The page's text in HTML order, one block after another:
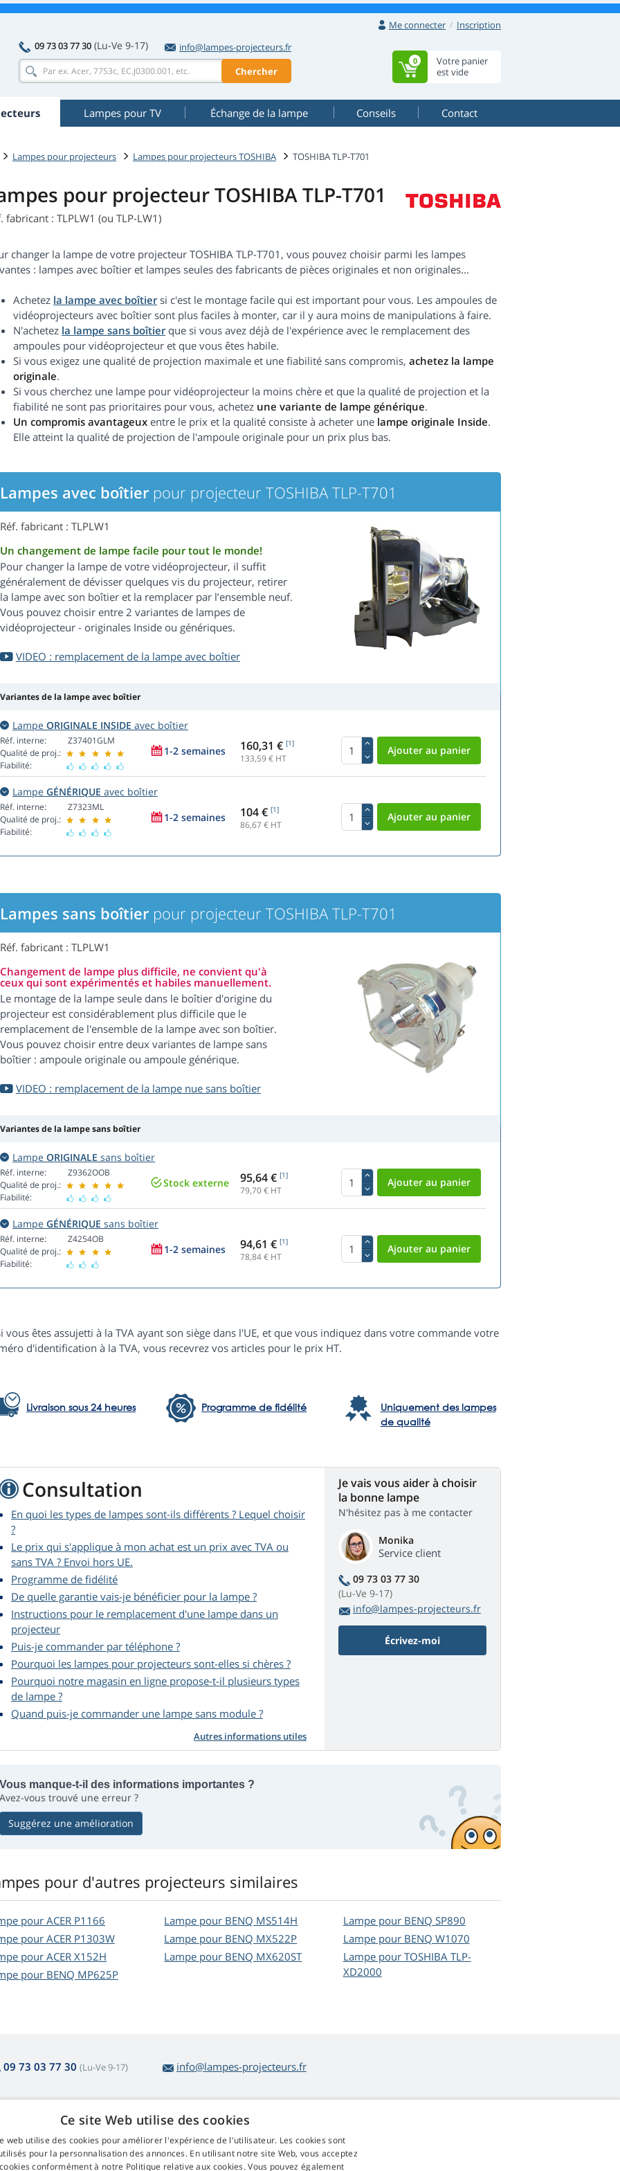
Me connecter
Inscription
09 73 03 77 30 (Lu-Ve 9-17)
info@lampes-projecteurs.fr
Chercher
Votre panier
est vide
0
Lampes pour TV Échange de la lampe Conseils Contact
Lampes pour projecteurs Lampes pour projecteurs TOSHIBA TOSHIBA TLP-T701
pour projecteur TOSHIBA TLP-T701
fabricant : TLPLW1 (ou TLP-LW1)
changer la lampe de votre projecteur TOSHIBA TLP-T701, vous pouvez choisir parmi les lampes
: lampes avec boîtier et lampes seules des fabricants de pièces originales et non originales...
Achetez la lampe avec boîtiersi c'est le montage facile qui est important pour vous. Les ampoules de
vidéoprojecteurs avec boîtier sont plus faciles à monter, car il y aura moins de manipulations à faire.
N'achetez la lampe sans boîtierque si vous avez déjà de l'expérience avec le remplacement des
ampoules pour vidéoprojecteur et que vous êtes habile.
Si vous exigez une qualité de projection maximale et une fiabilité sans compromis, achetez la lampe
originale.
Si vous cherchez une lampe pour vidéoprojecteur la moins chère et que la qualité de projection et la
fiabilité ne sont pas prioritaires pour vous, achetez une variante de lampe générique.
Un compromis avantageux entre le prix et la qualité consiste à acheter une lampe originale Inside.
Elle atteint la qualité de projection de l'ampoule originale pour un prix plus bas.
Lampes avec boîtier pour projecteur TOSHIBA TLP-T701
Réf. fabricant : TLPLW1
Un changement de lampe facile pour tout le monde!
Pour changer la lampe de votre vidéoprojecteur, il suffit
généralement de dévisser quelques vis du projecteur, retirer
la lampe avec son boîtier et la remplacer par l’ensemble neuf.
Vous pouvez choisir entre 2 variantes de lampes de
vidéoprojecteur - originales Inside ou génériques.
VIDEO : remplacement de la lampe avec boîtier
Variantes de la lampe avec boîtier
Lampe ORIGINALE INSIDE avec boîtier
Réf. interne:
Qualité de proj.:
Fiabilité:
Z37401GLM
1-2 semaines 160,31 € [1]
133,59€ HT
Lampe GÉNÉRIQUE avec boîtier
Réf. interne:
Qualité de proj.:
Fiabilité:
Z7323ML
1-2 semaines 104 € [1]
86,67 € HT
Lampes sans boîtier pour projecteur TOSHIBA TLP-T701
Réf. fabricant : TLPLW1
Changement de lampe plus difficile, ne convient qu'à
ceux qui sont expérimentés et habiles manuellement.
Le montage de la lampe seule dans le boîtier d'origine du
projecteur est considérablement plus difficile que le
remplacement de l'ensemble de la lampe avec son boîtier.
Vous pouvez choisir entre deux variantes de lampe sans
boîtier : ampoule originale ou ampoule générique.
VIDEO : remplacement de la lampe nue sans boîtier
Variantes de la lampe sans boîtier
Lampe ORIGINALE sans boîtier
Réf. interne:
Qualité de proj.:
Fiabilité:
Z9362OOB
Stock externe 95,64 € [1]
79,70€ HT
Lampe GÉNÉRIQUE sans boîtier
Réf. interne:
Qualité de proj.:
Fiabilité:
Z4254OB
1-2 semaines 94,61 € [1]
78,84€ HT
vous êtes assujetti à la TVA ayant son siège dans l'UE, et que vous indiquez dans votre commande votre
d'identification à la TVA, vous recevrez vos articles pour le prix HT.
Livraison sous 24 heures Programme de fidélité
Uniquement des lampes
de qualité
Consultation
En quoi les types de lampes sont-ils différents ? Lequel choisir
?
Le prix qui s'applique à mon achat est un prix avec TVA ou
sans TVA ? Envoi hors UE.
Programme de fidélité
De quelle garantie vais-je bénéficier pour la lampe ?
Instructions pour le remplacement d'une lampe dans un
projecteur
Puis-je commander par téléphone ?
Pourquoi les lampes pour projecteurs sont-elles si chères ?
Pourquoi notre magasin en ligne propose-t-il plusieurs types
de lampe ?
Quand puis-je commander une lampe sans module ?
Autres informations utiles
Je vais vous aider à choisir
la bonne lampe
N'hésitez pas à me contacter
Monika
Service client
09 73 03 77 30
(Lu-Ve 9-17)
info@lampes-projecteurs.fr
Écrivez-moi
Vous manque-t-il des informations importantes ?
Avez-vous trouvé une erreur ?
Suggérez une amélioration
pour d'autres projecteurs similaires
pour ACER P1166
pour ACER P1303W
pour ACER X152H
pour BENQ MP625P
Lampe pour BENQ MS514H
Lampe pour BENQ MX522P
Lampe pour BENQ MX620ST
Lampe pour BENQ SP890
Lampe pour BENQ W1070
Lampe pour TOSHIBA TLP-
XD2000
09 73 03 77 30 (Lu-Ve 9-17) info@lampes-projecteurs.fr
l'achat des lampes
et réclamation
facile d'articles
Web Retail s.r.o.
Contact
GDPR
Ce site Web utilise des cookies
web utilise des cookies pour améliorer l'expérience de l'utilisateur. Les cookies sont
pour la personnalisation des annonces. En utilisant notre site Web, vous acceptez
conformément à notre Politique relative aux cookies. Vous pouvez également